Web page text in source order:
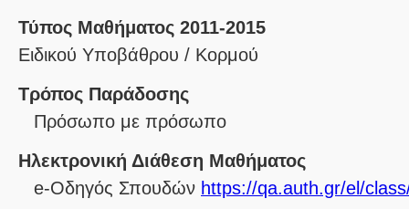
Τύπος Μαθήματος 2011-2015
Ειδικού Υποβάθρου / Κορμού
Τρόπος Παράδοσης
Πρόσωπο με πρόσωπο
Ηλεκτρονική Διάθεση Μαθήματος
e-Οδηγός Σπουδών https://qa.auth.gr/el/